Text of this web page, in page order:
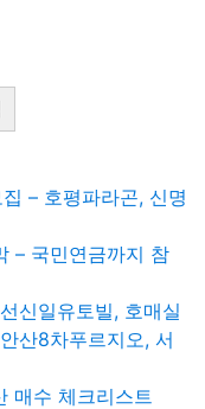
– 호평파라곤, 신명
– 국민연금까지 참
신일유토빌, 호매실
산8차푸르지오, 서
매수 체크리스트